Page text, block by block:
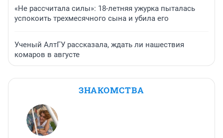
«Не рассчитала силы»: 18-летняя ужурка пыталась
успокоить трехмесячного сына и убила его
Ученый АлтГУ рассказала, ждать ли нашествия
комаров в августе
ЗНАКОМСТВА